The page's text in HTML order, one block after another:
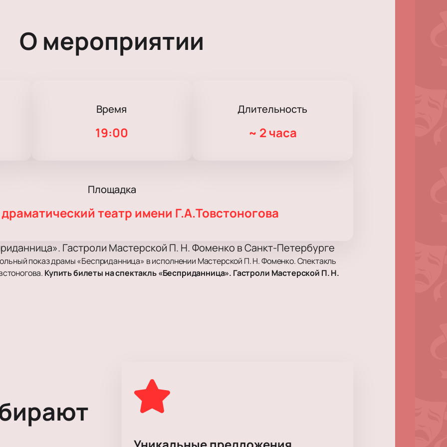
О мероприятии
Время
19:00
Длительность
~ 2 часа
Площадка
театр имени Г.А.Товстоногова
Гастроли Мастерской П. Н. Фоменко в Санкт-Петербурге
показ драмы «Бесприданница» в исполнении Мастерской П. Н. Фоменко. Спектакль
Купить билеты на спектакль «Бесприданница». Гастроли Мастерской П. Н.
стиль модерн и особенности драматического жанра.
театре им. Г. А. Товстоногова по адресу: Санкт-Петербург, наб. реки Фонтанки, д. 65.
и удобной схемой размещения зрителей.